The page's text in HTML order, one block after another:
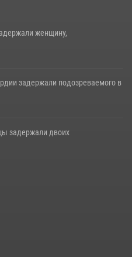
женщину,
задержали подозреваемого в
задержали двоих